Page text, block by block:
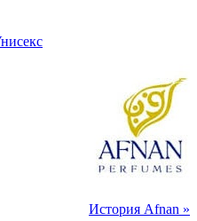
История Afnan »